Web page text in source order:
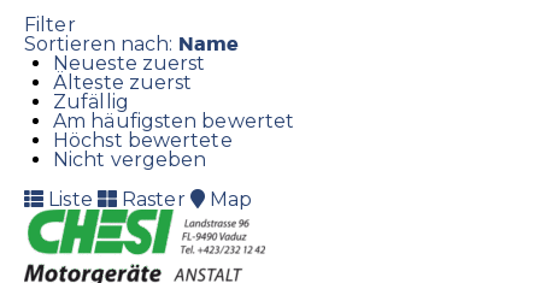
Filter
Sortieren nach: Name
Neueste zuerst
Älteste zuerst
Zufällig
Am häufigsten bewertet
Höchst bewertete
Nicht vergeben
Liste
Raster Map